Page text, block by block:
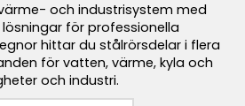
och industrisystem med
för professionella
hittar du stålrörsdelar i flera
för vatten, värme, kyla och
och industri.